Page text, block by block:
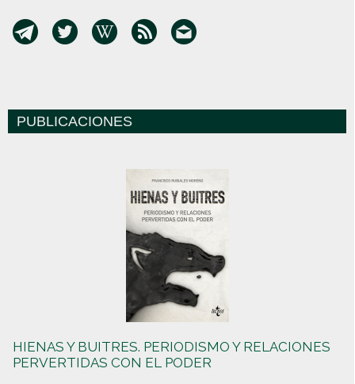
PUBLICACIONES
HIENAS Y BUITRES. PERIODISMO Y RELACIONES
PERVERTIDAS CON EL PODER